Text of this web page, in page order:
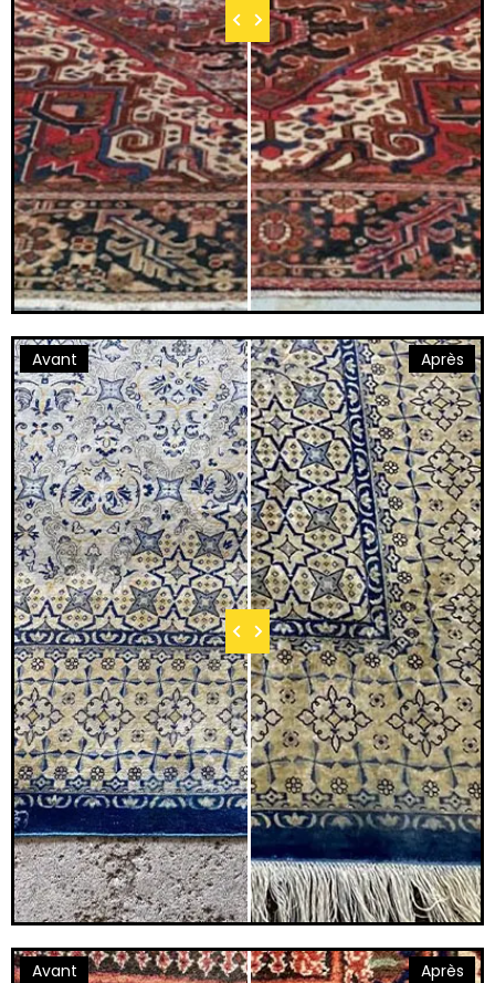
Avant Après
Avant Après